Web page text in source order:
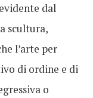
dal
scultura,
l’arte per
di ordine e di
o